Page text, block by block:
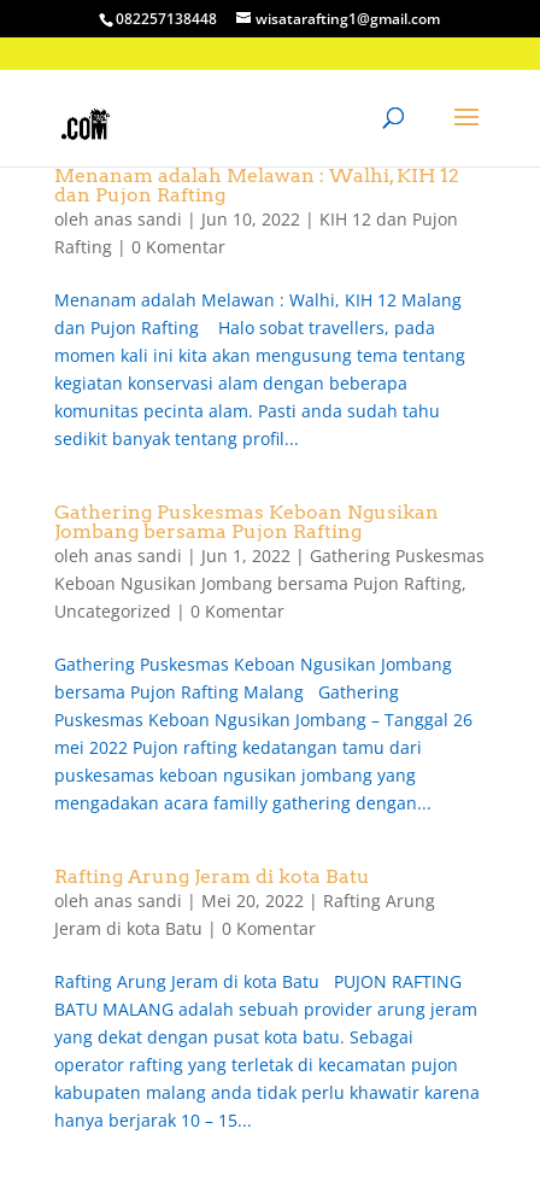
082257138448 wisatarafting1@gmail.com
Menanam adalah Melawan : Walhi, KIH 12
dan Pujon Rafting
oleh anas sandi | Jun 10, 2022| KIH 12 dan Pujon
Rafting| 0 Komentar
Menanam adalah Melawan : Walhi, KIH 12 Malang
dan Pujon Rafting Halo sobat travellers, pada
momen kali ini kita akan mengusung tema tentang
kegiatan konservasi alam dengan beberapa
komunitas pecinta alam. Pasti anda sudah tahu
sedikit banyak tentang profil...
Gathering Puskesmas Keboan Ngusikan
Jombang bersama Pujon Rafting
oleh anas sandi | Jun 1, 2022| Gathering Puskesmas
Keboan Ngusikan Jombang bersama Pujon Rafting,
Uncategorized | 0 Komentar
Gathering Puskesmas Keboan Ngusikan Jombang
bersama Pujon Rafting Malang Gathering
Puskesmas Keboan Ngusikan Jombang – Tanggal 26
mei 2022 Pujon rafting kedatangan tamu dari
puskesamas keboan ngusikan jombang yang
mengadakan acara familly gathering dengan...
Rafting Arung Jeram di kota Batu
oleh anas sandi | Mei 20, 2022| Rafting Arung
Jeram di kota Batu | 0 Komentar
Rafting Arung Jeram di kota Batu PUJON RAFTING
BATU MALANG adalah sebuah provider arung jeram
yang dekat dengan pusat kota batu. Sebagai
operator rafting yang terletak di kecamatan pujon
kabupaten malang anda tidak perlu khawatir karena
hanya berjarak 10 – 15...